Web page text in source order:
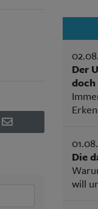
Der
Die
will